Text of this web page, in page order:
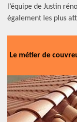
l’équipe de Justin
également les plus
Le métier de